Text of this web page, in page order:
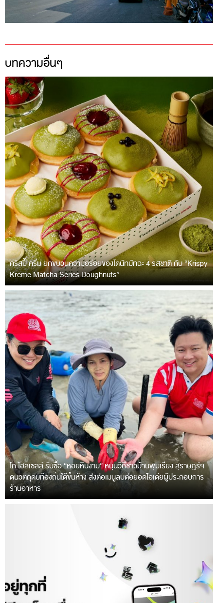
บทความอื่นๆ
คริสปี้ ครีม ยกขบวนความอร่อยของโดนัทมัทฉะ 4 รสชาติ กับ “Krispy
Kreme Matcha Series Doughnuts”
โก โฮลเซลล์ รับซื้อ “หอยหินงาม” หนุนวิถีชาวบ้านพุมเรียง สุราษฎร์ฯ
ดันวัตถุดิบท้องถิ่นใต้ขึ้นห้าง ส่งต่อเมนูลับต่อยอดไอเดียผู้ประกอบการ
ร้านอาหาร